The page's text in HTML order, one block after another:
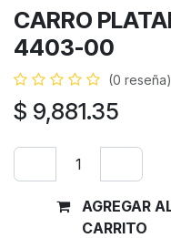
CARRO
4403-00
(0 reseña)
$ 9,881.35
AGREGAR
CARRITO